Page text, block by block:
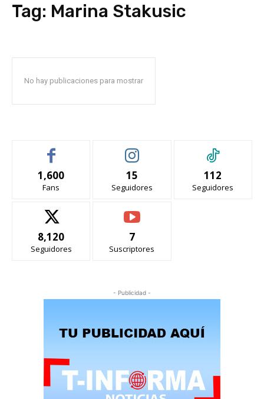
Tag: Marina Stakusic
No hay publicaciones para mostrar
1,600
Fans
15
Seguidores
112
Seguidores
8,120
Seguidores
7
Suscriptores
- Publicidad -